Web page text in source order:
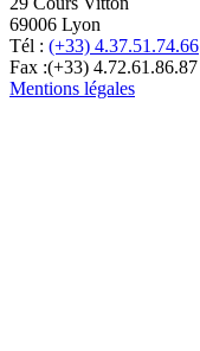
69006 Lyon
Tél : (+33) 4.37.51.74.66
Fax :(+33) 4.72.61.86.87
Mentions légales